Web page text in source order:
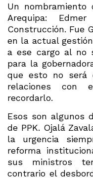
Un
Arequipa:
Construcción. Fue
en la actual
a ese cargo al no
para la
que esto no será
relaciones
recordarlo.
Esos son algunos
de PPK. Ojalá
la urgencia
reforma
sus ministros
contrario el